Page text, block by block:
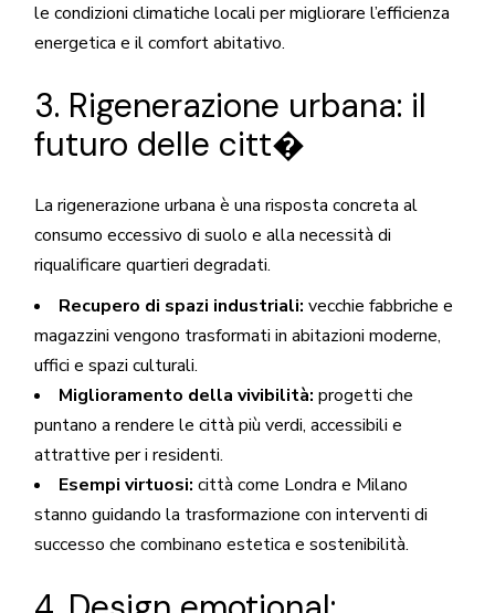
le condizioni climatiche locali per migliorare l’efficienza
energetica e il comfort abitativo.
3. Rigenerazione urbana: il
futuro delle citt�
La rigenerazione urbana è una risposta concreta al
consumo eccessivo di suolo e alla necessità di
riqualificare quartieri degradati.
Recupero di spazi industriali: vecchie fabbriche e
magazzini vengono trasformati in abitazioni moderne,
uffici e spazi culturali.
Miglioramento della vivibilità: progetti che
puntano a rendere le città più verdi, accessibili e
attrattive per i residenti.
Esempi virtuosi: città come Londra e Milano
stanno guidando la trasformazione con interventi di
successo che combinano estetica e sostenibilità.